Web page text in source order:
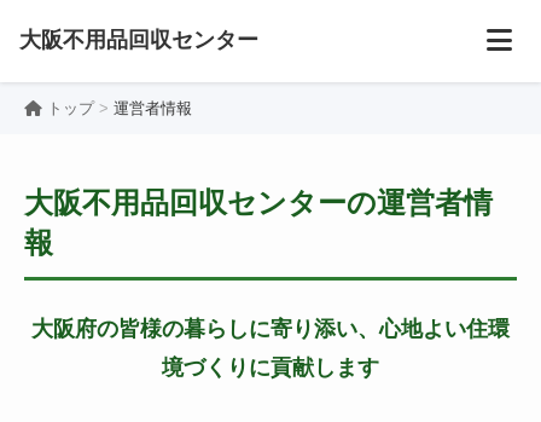
大阪不用品回収センター
トップ 運営者情報
大阪不用品回収センターの運営者情
報
大阪府の皆様の暮らしに寄り添い、心地よい住環
境づくりに貢献します